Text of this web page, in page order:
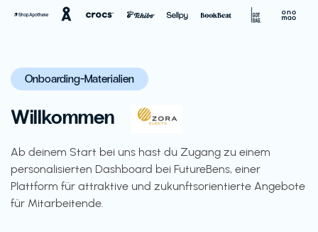
Onboarding-Materialien
Willkommen
Ab deinem Start bei uns hast du Zugang zu einem
personalisierten Dashboard bei FutureBens, einer
Plattform für attraktive und zukunftsorientierte Angebote
für Mitarbeitende.